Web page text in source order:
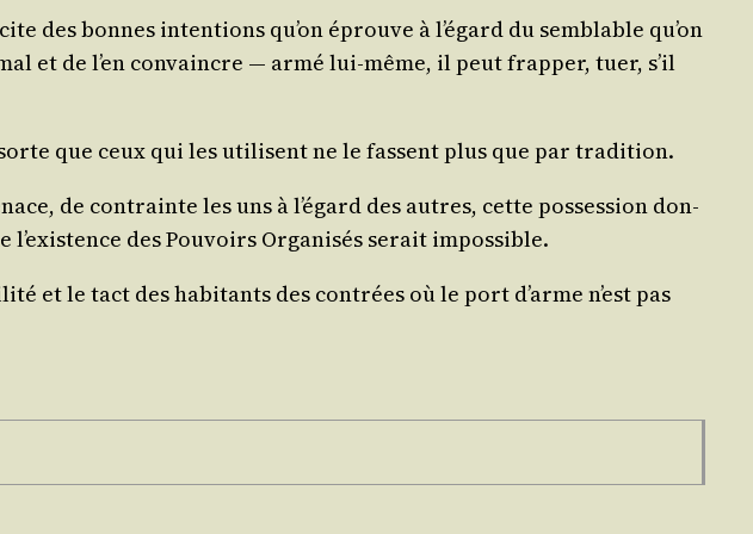
des bonnes inten­tions qu’on éprouve à l’é­gard du sem­blable qu’on
et de l’en convaincre ― armé lui-même, il peut frap­per, tuer, s’il
que ceux qui les uti­lisent ne le fassent plus que par tradition.
de contrainte les uns à l’é­gard des autres, cette pos­ses­sion don­
des Pou­voirs Orga­ni­sés serait impossible.
et le tact des habi­tants des contrées où le port d’arme n’est pas